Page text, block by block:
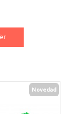
Novedad